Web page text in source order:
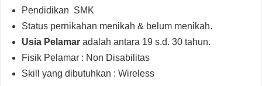
Pendidikan SMK
Status pernikahan menikah & belum menikah.
Usia Pelamaradalah antara 19 s.d. 30 tahun.
Fisik Pelamar : Non Disabilitas
Skill yang dibutuhkan : Wireless